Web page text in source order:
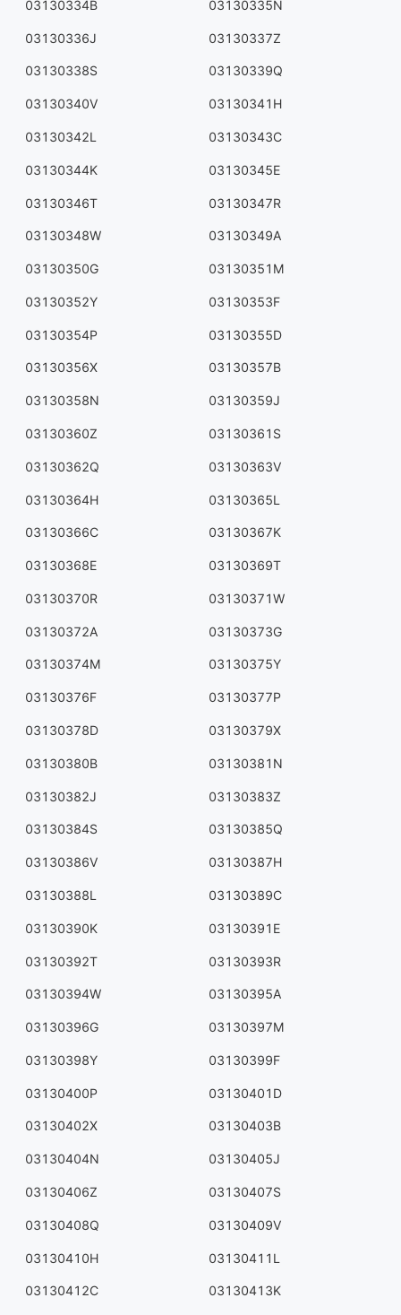
03130334B 03130335N
03130336J 03130337Z
03130338S 03130339Q
03130340V 03130341H
03130342L 03130343C
03130344K 03130345E
03130346T 03130347R
03130348W 03130349A
03130350G 03130351M
03130352Y 03130353F
03130354P 03130355D
03130356X 03130357B
03130358N 03130359J
03130360Z 03130361S
03130362Q 03130363V
03130364H 03130365L
03130366C 03130367K
03130368E 03130369T
03130370R 03130371W
03130372A 03130373G
03130374M 03130375Y
03130376F 03130377P
03130378D 03130379X
03130380B 03130381N
03130382J 03130383Z
03130384S 03130385Q
03130386V 03130387H
03130388L 03130389C
03130390K 03130391E
03130392T 03130393R
03130394W 03130395A
03130396G 03130397M
03130398Y 03130399F
03130400P 03130401D
03130402X 03130403B
03130404N 03130405J
03130406Z 03130407S
03130408Q 03130409V
03130410H 03130411L
03130412C 03130413K